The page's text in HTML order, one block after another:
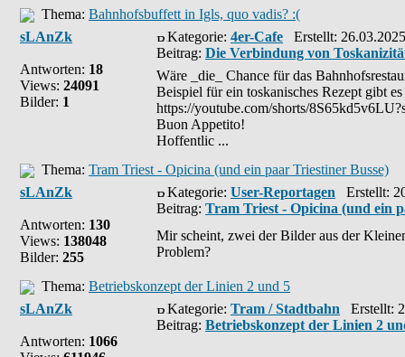
Thema: Bahnhofsbuffett in Igls, quo vadis? :(
sLAnZk
Antworten: 18
Views: 24091
Bilder: 1
Kategorie: 4er-Cafe Erstellt:
Beitrag: Die Verbindung von
Wäre _die_ Chance für das
Beispiel für ein toskanisches Rezept gibt
https://youtube.com/shorts/
Buon Appetito!
Hoffentlic ...
Thema: Tram Triest - Opicina (und ein paar Triestiner Busse)
sLAnZk
Antworten: 130
Views: 138048
Bilder: 255
Kategorie: User-Reportagen Erstellt:
Beitrag: Tram Triest - Opicina (und ein
Mir scheint, zwei der Bilder aus der
Problem?
Thema: Betriebskonzept der Linien 2 und 5
sLAnZk
Antworten: 1066
Kategorie: Tram / Stadtbahn Erstellt:
Beitrag: Betriebskonzept der Linien 2